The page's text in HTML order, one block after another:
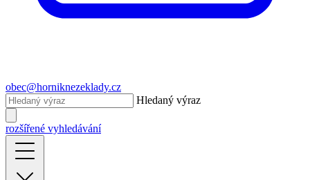
obec@horniknezeklady.cz
Hledaný výraz
rozšířené vyhledávání